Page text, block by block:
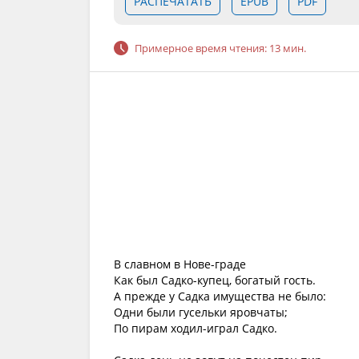
Примерное время чтения: 13 мин.
В славном в Нове-граде
Как был Садко-купец, богатый гость.
А прежде у Садка имущества не было:
Одни были гусельки яровчаты;
По пирам ходил-играл Садко.